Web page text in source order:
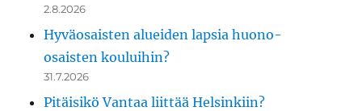
2.8.2026
Hyväosaisten alueiden lapsia huono-
osaisten kouluihin?
31.7.2026
Pitäisikö Vantaa liittää Helsinkiin?